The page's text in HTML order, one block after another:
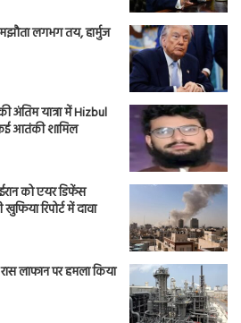
लगभग तय, हार्मुज
अंतिम यात्रा में Hizbul
आतंकी शामिल
को एयर डिफेंस
रिपोर्ट में दावा
लाफान पर हमला किया